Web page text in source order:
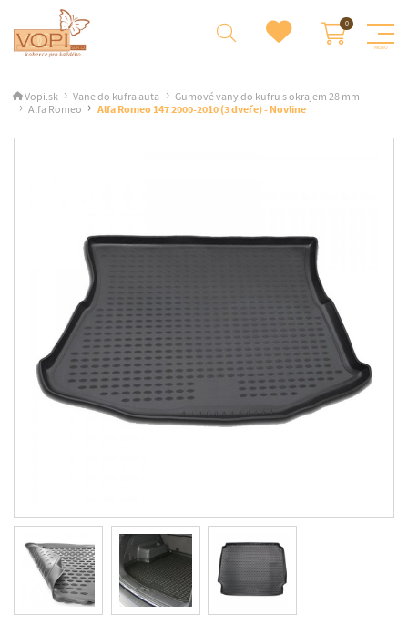
Vopi.sk Vane do kufra auta
Gumové vany do kufru s okrajem 28 mm
Alfa Romeo
Alfa Romeo 147 2000-2010 (3 dveře) - Novline